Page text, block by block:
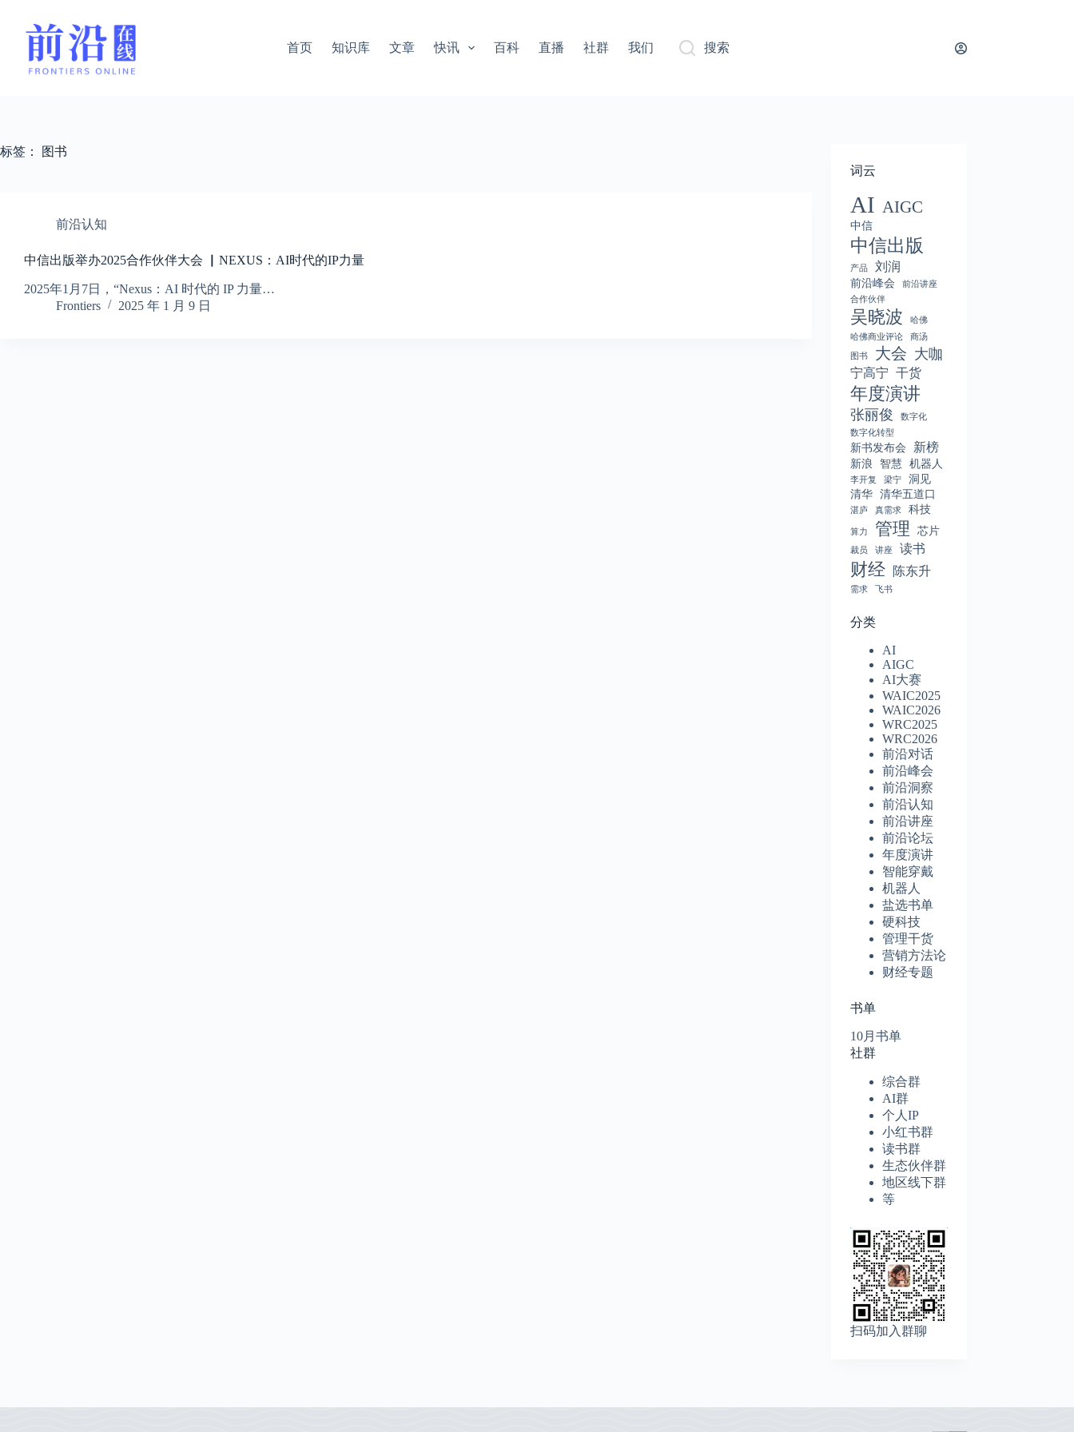
首页 知识库 文章 快讯 百科 直播 社群 我们 搜索
标签： 图书
前沿认知
中信出版举办2025合作伙伴大会 ▏NEXUS：AI时代的IP力量
2025年1月7日，“Nexus：AI 时代的 IP 力量…
Frontiers
2025 年 1 月 9 日
词云
AI AIGC
中信
中信出版
产品 刘润
前沿峰会
前沿讲座
合作伙伴
吴晓波
哈佛
哈佛商业评论
商汤
图书 大会 大咖
宁高宁 干货
年度演讲
张丽俊
数字化
数字化转型
新书发布会 新榜
新浪 智慧 机器人
李开复 梁宁
洞见
清华
清华五道口
湛庐 真需求 科技
算力 管理 芯片
裁员 讲座 读书
财经 陈东升
需求 飞书
分类
AI
AIGC
AI大赛
WAIC2025
WAIC2026
WRC2025
WRC2026
前沿对话
前沿峰会
前沿洞察
前沿认知
前沿讲座
前沿论坛
年度演讲
智能穿戴
机器人
盐选书单
硬科技
管理干货
营销方法论
财经专题
书单
10月书单
社群
综合群
AI群
个人IP
小红书群
读书群
生态伙伴群
地区线下群
等
扫码加入群聊